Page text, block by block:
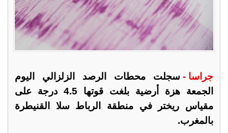
جراسا - سجلت محطات الرصد الزلزالي اليوم
الجمعة هزة أرضية بلغت قوتها 4.5 درجة على
مقياس ريختر في منطقة الرباط سلا القنيطرة
بالمغرب.